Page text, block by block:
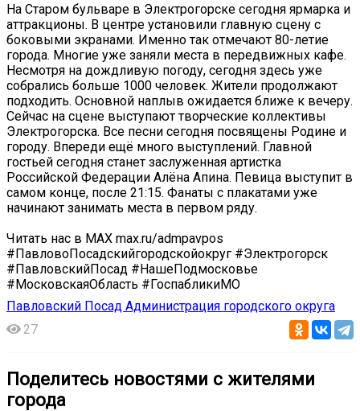
На Старом бульваре в Электрогорске сегодня ярмарка и
аттракционы. В центре установили главную сцену с
боковыми экранами. Именно так отмечают 80-летие
города. Многие уже заняли места в передвижных кафе.
Несмотря на дождливую погоду, сегодня здесь уже
собрались больше 1000 человек. Жители продолжают
подходить. Основной наплыв ожидается ближе к вечеру.
Сейчас на сцене выступают творческие коллективы
Электрогорска. Все песни сегодня посвящены Родине и
городу. Впереди ещё много выступлений. Главной
гостьей сегодня станет заслуженная артистка
Российской Федерации Алёна Апина. Певица выступит в
самом конце, после 21:15. Фанаты с плакатами уже
начинают занимать места в первом ряду.
Читать нас в MAX max.ru/admpavpos
#ПавловоПосадскийгородскойокруг #Электрогорск
#ПавловскийПосад #НашеПодмосковье
#МосковскаяОбласть #ГоспабликиМО
Павловский Посад Администрация городского округа
27
Поделитесь новостями с жителями
города